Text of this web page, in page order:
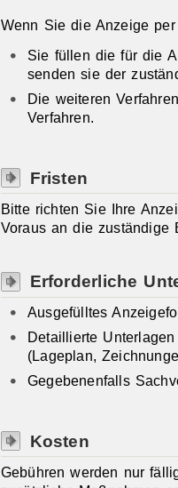
Wenn Sie die Anzeige
Sie füllen die für die
senden sie der
Die weiteren
Verfahren.
Fristen
Bitte richten Sie Ihre
Voraus an die zuständige
Erforderliche
Ausgefülltes
Detaillierte
(Lageplan,
Gegebenenfalls
Kosten
Gebühren werden nur